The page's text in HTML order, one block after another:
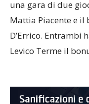
una gara di due
Mattia Piacente e
D’Errico. Entrambi
Levico Terme il